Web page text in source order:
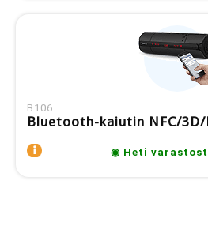
B106
Bluetooth-kaiutin NFC/
◉ Heti